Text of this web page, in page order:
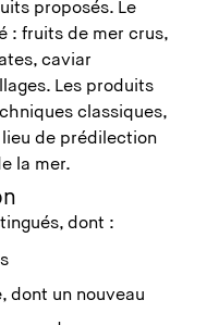
proposés. Le
: fruits de mer crus,
caviar
Les produits
classiques,
de prédilection
la mer.
dont :
dont un nouveau